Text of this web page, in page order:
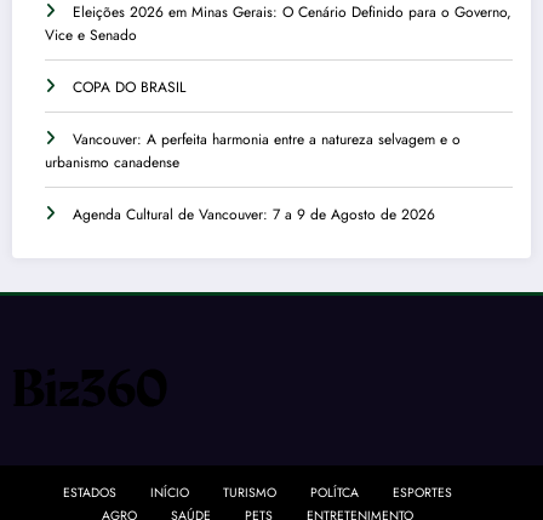
Eleições 2026 em Minas Gerais: O Cenário Definido para o Governo,
Vice e Senado
COPA DO BRASIL
Vancouver: A perfeita harmonia entre a natureza selvagem e o
urbanismo canadense
Agenda Cultural de Vancouver: 7 a 9 de Agosto de 2026
ESTADOS INÍCIO TURISMO POLÍTCA
ESPORTES
AGRO
SAÚDE PETS ENTRETENIMENTO